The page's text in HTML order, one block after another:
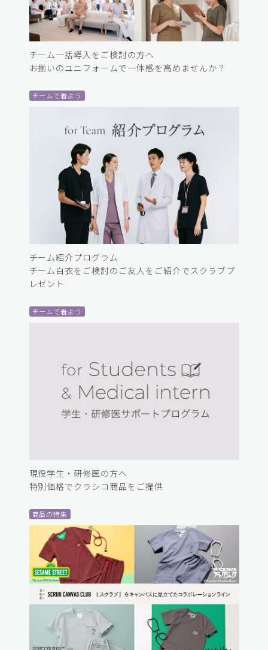
チーム一括導入をご検討の方へ
お揃いのユニフォームで一体感を高めませんか？
チームで着よう
チーム紹介プログラム
チーム白衣をご検討のご友人をご紹介でスクラブプ
レゼント
チームで着よう
現役学生・研修医の方へ
特別価格でクラシコ商品をご提供
商品の特集